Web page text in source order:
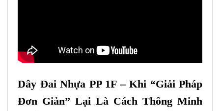
Dây Đai Nhựa PP 1F – Khi “Giải Pháp
Đơn Giản” Lại Là Cách Thông Minh